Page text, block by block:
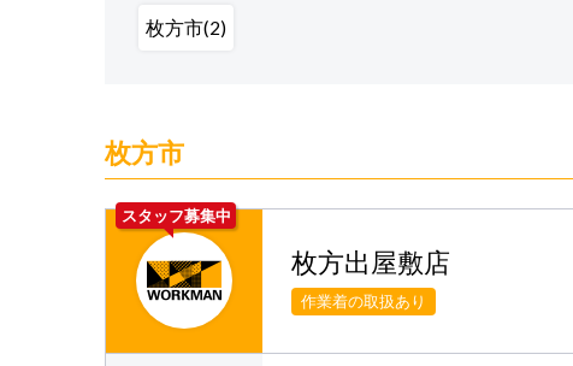
枚方市(2)
枚方市
スタッフ募集中
枚方出屋敷店
作業着の取扱あり